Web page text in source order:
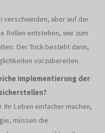
verschwinden, aber auf der
Rollen entstehen, wie zum
Der Trick besteht darin,
vorzubereiten.
Implementierung der
Leben einfacher machen,
müssen die